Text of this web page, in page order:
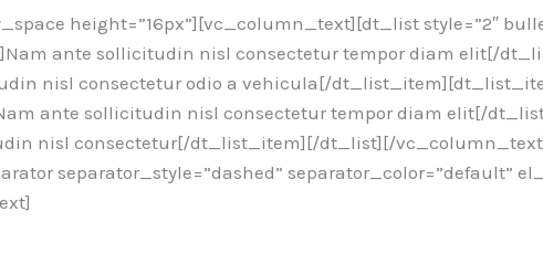
height=”16px”][vc_column_text][dt_list style=”2″
ante sollicitudin nisl consectetur tempor diam elit[/
nisl consectetur odio a vehicula[/
ante sollicitudin nisl consectetur tempor diam elit[/
nisl consectetur[/dt_list_item][/dt_list][/
separator_style=”dashed” separator_color=”default”